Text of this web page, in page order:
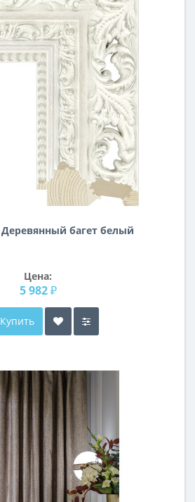
Деревянный багет белый
Цена:
5 982 ₽
Купить